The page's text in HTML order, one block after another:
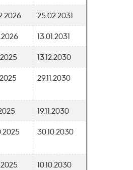
25.02.2031
13.01.2031
13.12.2030
29.11.2030
19.11.2030
30.10.2030
10.10.2030